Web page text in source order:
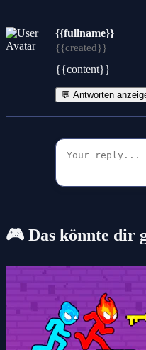
{{fullname}}
{{created}}
{{content}}
💬 Antworten
🎮 Das könnte dir